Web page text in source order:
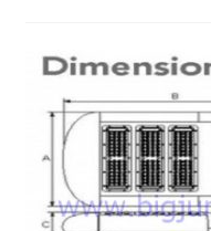
LUXRAM
Marvel electric